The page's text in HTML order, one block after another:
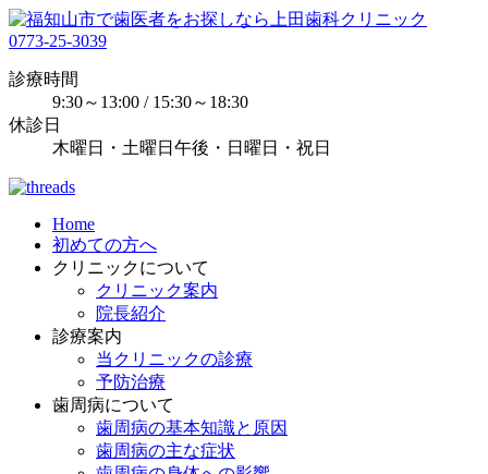
0773-25-3039
診療時間
9:30～13:00 / 15:30～18:30
休診日
木曜日・土曜日午後・日曜日・祝日
Home
初めての方へ
クリニックについて
クリニック案内
院長紹介
診療案内
当クリニックの診療
予防治療
歯周病について
歯周病の基本知識と原因
歯周病の主な症状